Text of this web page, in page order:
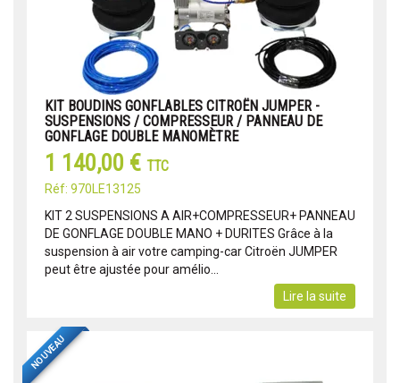
KIT BOUDINS GONFLABLES CITROËN JUMPER -
SUSPENSIONS / COMPRESSEUR / PANNEAU DE
GONFLAGE DOUBLE MANOMÈTRE
1 140,00 € TTC
Réf: 970LE13125
KIT 2 SUSPENSIONS A AIR+COMPRESSEUR+ PANNEAU
DE GONFLAGE DOUBLE MANO + DURITES Grâce à la
suspension à air votre camping-car Citroën JUMPER
peut être ajustée pour amélio...
Lire la suite
NOUVEAU